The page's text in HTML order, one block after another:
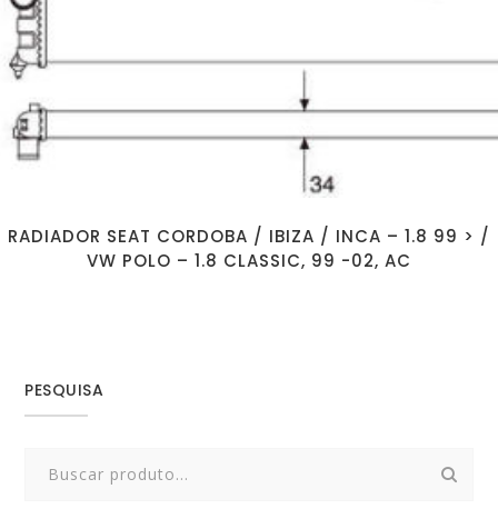
RADIADOR SEAT CORDOBA / IBIZA / INCA – 1.8 99 > /
VW POLO – 1.8 CLASSIC, 99 -02, AC
PESQUISA